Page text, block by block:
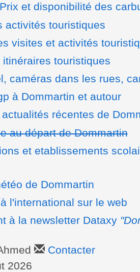
Prix et disponibilité des
activités touristiques
visites et activités
itinéraires touristiques
caméras dans les rues,
à Dommartin et autour
récentes de
au départ de Dommartin
et etablissements
de Dommartin
l'international sur le web
à la newsletter Dataxy
Contacter
2026